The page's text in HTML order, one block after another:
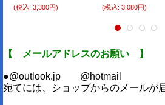
(税込: 3,300円)
(税込: 3,080円)
【 メールアドレスのお願い 】
●@outlook.jp @hotmail
宛てには、ショップからのメールが